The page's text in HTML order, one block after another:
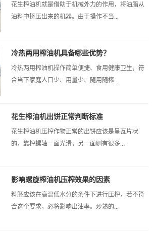
花生榨油机就是借助于机械外力的作用，将油脂从
油料中挤压出来的机器。由于操作不当...
冷热两用榨油机具备哪些优势？
冷热两用榨油机操作简单便捷、食用健康卫生，符
合当下家庭人口少、用量少、随用随榨...
花生榨油机出饼正常判断标准
花生榨油机压榨作物正常的出饼应该是呈瓦片状
的，靠榨螺轴一面光滑，另一面则有很多...
影响螺旋榨油机压榨效果的因素
料胚应该在高温低水分的条件下进行压榨，若不符
合这个要求，必将影响出油率。炒熟的...